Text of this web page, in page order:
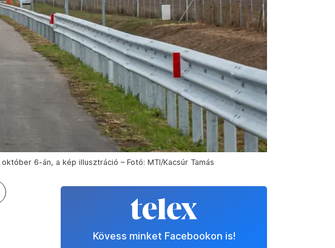
6-án, a kép illusztráció – Fotó: MTI/Kacsúr Tamás
Kövess minket Facebookon is!